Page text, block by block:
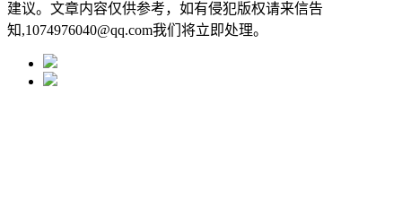
建议。文章内容仅供参考，如有侵犯版权请来信告
知,1074976040@qq.com我们将立即处理。